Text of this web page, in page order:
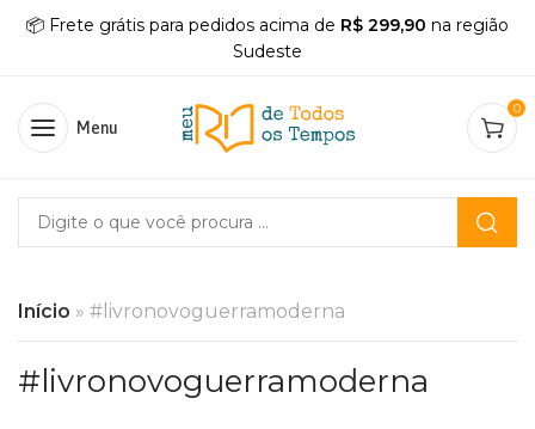
📦 Frete grátis para pedidos acima de R$ 299,90 na região
Sudeste
Menu
0
Início » #livronovoguerramoderna
#livronovoguerramoderna